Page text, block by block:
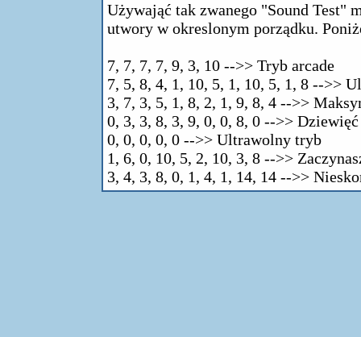
Używająć tak zwanego "Sound Test"
utwory w okreslonym porządku.
7, 7, 7, 7, 9, 3, 10 -->> Tryb arcade
7, 5, 8, 4, 1, 10, 5, 1, 10, 5, 1, 8 -->>
3, 7, 3, 5, 1, 8, 2, 1, 9, 8, 4 -->>
0, 3, 3, 8, 3, 9, 0, 0, 8, 0 -->>
0, 0, 0, 0, 0 -->> Ultrawolny tryb
1, 6, 0, 10, 5, 2, 10, 3, 8 -->>
3, 4, 3, 8, 0, 1, 4, 1, 14, 14 -->>